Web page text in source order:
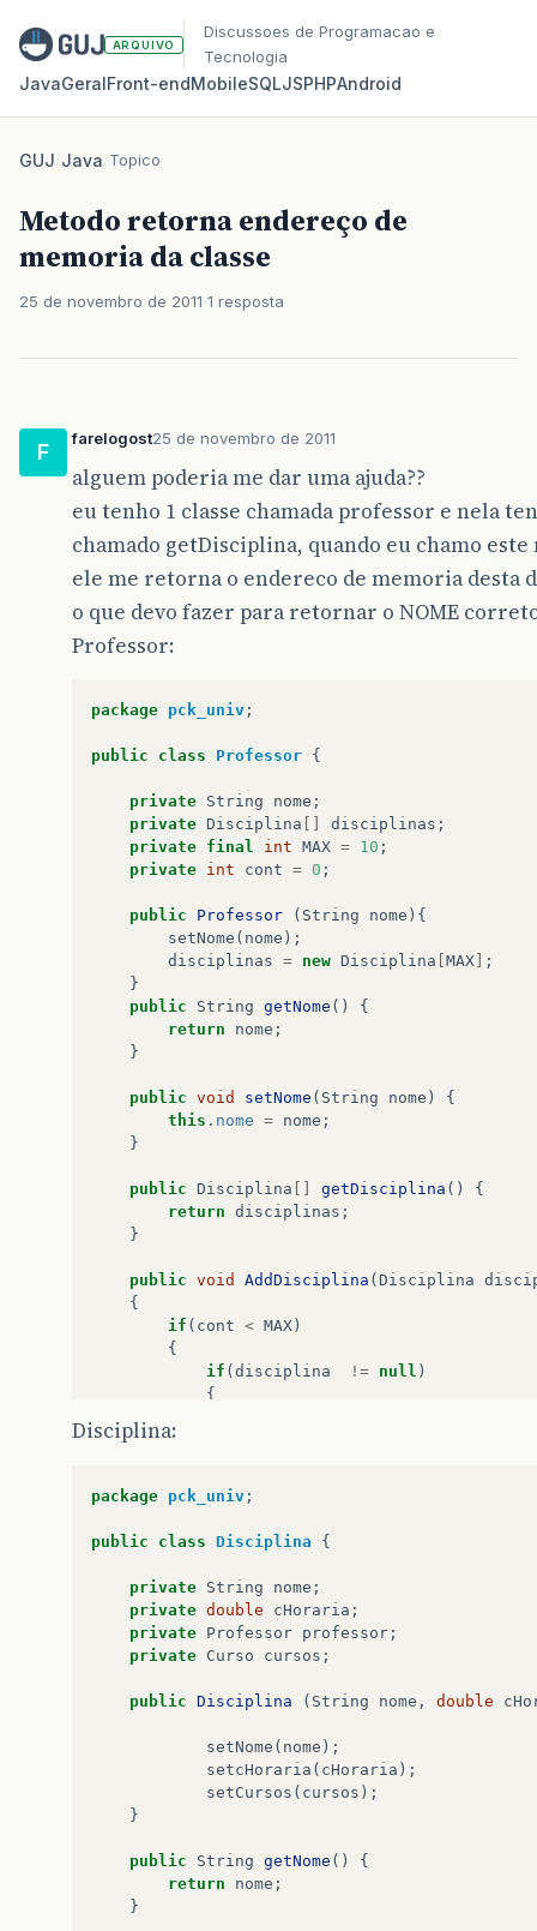
ARQUIVO
Discussoes de Programacao e
Tecnologia
JavaGeralFront‑endMobileSQLJSPHPAndroid
GUJ/Java/Topico
Metodo retorna endereço de
memoria da classe
25 de novembro de 2011 1 resposta
F
farelogost25 de novembro de 2011
alguem poderia me dar uma ajuda??
eu tenho 1 classe chamada professor e nela
chamado getDisciplina, quando eu chamo este
ele me retorna o endereco de memoria desta
o que devo fazer para retornar o NOME
Professor:
package pck_univ ;
public class Professor {
private String nome ;
private Disciplina disciplinas ;
private final int MAX = 10 ;
private int cont = 0 ;
public Professor ( String nome ){
setNome ( nome );
disciplinas = new Disciplina MAX
;
}
public
String getNome ()
{
return
nome ;
}
public void setNome ( String nome )
{
this . nome = nome ;
}
public Disciplina getDisciplina ()
{
return disciplinas ;
}
public void AddDisciplina ( Disciplina
{
if ( cont < MAX )
{
if ( disciplina != null )
{
// atualiza quantidade de
if
disciplina
disciplina
}
}
public boolean VerificaDisciplina
cont ++
true
false
}
Disciplina:
package pck_univ ;
public class Disciplina {
private String nome ;
private double cHoraria ;
private Professor professor ;
private Curso cursos ;
public Disciplina ( String nome , double
setNome ( nome );
setcHoraria ( cHoraria );
setCursos ( cursos );
}
public String getNome ()
{
return
nome ;
}